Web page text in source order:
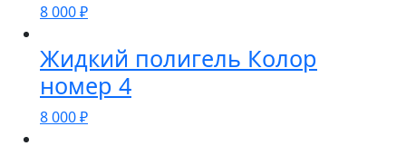
8 000₽
Жидкий полигель Колор
номер 4
8 000₽